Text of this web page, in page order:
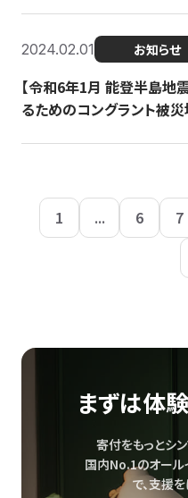
2024.02.01 お知らせ
【令和6年1月 能登半島地
るためのコングラント被
1 ... 6 7
まずは体
寄付をもっとシ
国内No.1のオール
で、支援を